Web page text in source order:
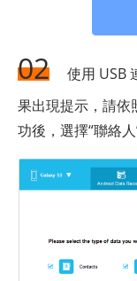
02
使用 USB
果出現提示，請依
功後，選擇“聯絡人